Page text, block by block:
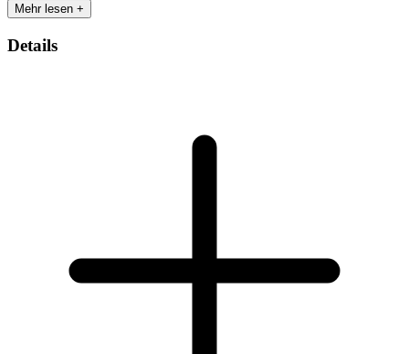
Mehr lesen +
Details